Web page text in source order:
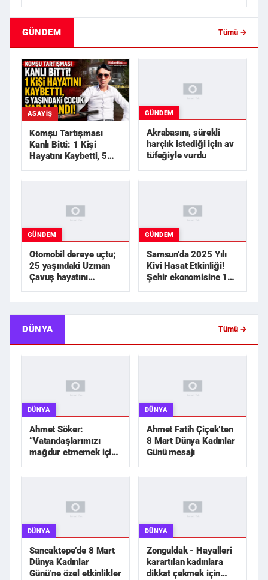
GÜNDEM Tümü →
ASAYIŞ
Komşu Tartışması
Kanlı Bitti: 1 Kişi
Hayatını Kaybetti, 5
GÜNDEM
Akrabasını, sürekli
harçlık istediği için av
tüfeğiyle vurdu
GÜNDEM
Otomobil dereye uçtu;
25 yaşındaki Uzman
Çavuş hayatını
GÜNDEM
Samsun’da 2025 Yılı
Kivi Hasat Etkinliği!
Şehir ekonomisine 1
DÜNYA Tümü →
DÜNYA
Ahmet Söker:
“Vatandaşlarımızı
mağdur etmemek için
DÜNYA
Ahmet Fatih Çiçek’ten
8 Mart Dünya Kadınlar
Günü mesajı
DÜNYA
Sancaktepe’de 8 Mart
Dünya Kadınlar
Günü’ne özel etkinlikler
DÜNYA
Zonguldak - Hayalleri
karartılan kadınlara
dikkat çekmek için